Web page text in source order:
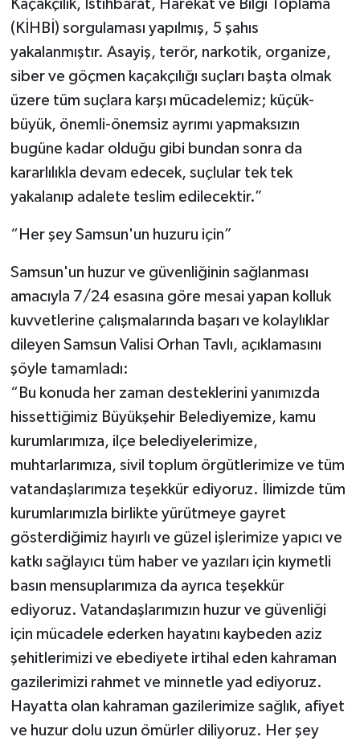
Kaçakçılık, İstihbarat, Harekât ve Bilgi Toplama
(KİHBİ) sorgulaması yapılmış, 5 şahıs
yakalanmıştır. Asayiş, terör, narkotik, organize,
siber ve göçmen kaçakçılığı suçları başta olmak
üzere tüm suçlara karşı mücadelemiz; küçük-
büyük, önemli-önemsiz ayrımı yapmaksızın
bugüne kadar olduğu gibi bundan sonra da
kararlılıkla devam edecek, suçlular tek tek
yakalanıp adalete teslim edilecektir.”
“Her şey Samsun'un huzuru için”
Samsun'un huzur ve güvenliğinin sağlanması
amacıyla 7/24 esasına göre mesai yapan kolluk
kuvvetlerine çalışmalarında başarı ve kolaylıklar
dileyen Samsun Valisi Orhan Tavlı, açıklamasını
şöyle tamamladı:
“Bu konuda her zaman desteklerini yanımızda
hissettiğimiz Büyükşehir Belediyemize, kamu
kurumlarımıza, ilçe belediyelerimize,
muhtarlarımıza, sivil toplum örgütlerimize ve tüm
vatandaşlarımıza teşekkür ediyoruz. İlimizde tüm
kurumlarımızla birlikte yürütmeye gayret
gösterdiğimiz hayırlı ve güzel işlerimize yapıcı ve
katkı sağlayıcı tüm haber ve yazıları için kıymetli
basın mensuplarımıza da ayrıca teşekkür
ediyoruz. Vatandaşlarımızın huzur ve güvenliği
için mücadele ederken hayatını kaybeden aziz
şehitlerimizi ve ebediyete irtihal eden kahraman
gazilerimizi rahmet ve minnetle yad ediyoruz.
Hayatta olan kahraman gazilerimize sağlık, afiyet
ve huzur dolu uzun ömürler diliyoruz. Her şey